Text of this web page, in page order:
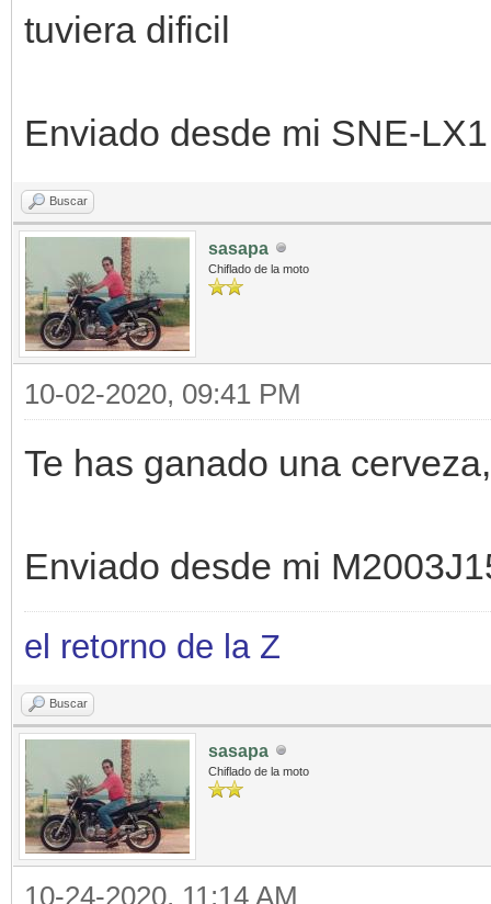
tuviera dificil
Enviado desde mi SNE-
Buscar
sasapa
Chiflado de la moto
10-02-2020, 09:41 PM
Te has ganado una
Enviado desde mi
el retorno de la Z
Buscar
sasapa
Chiflado de la moto
10-24-2020, 11:14 AM